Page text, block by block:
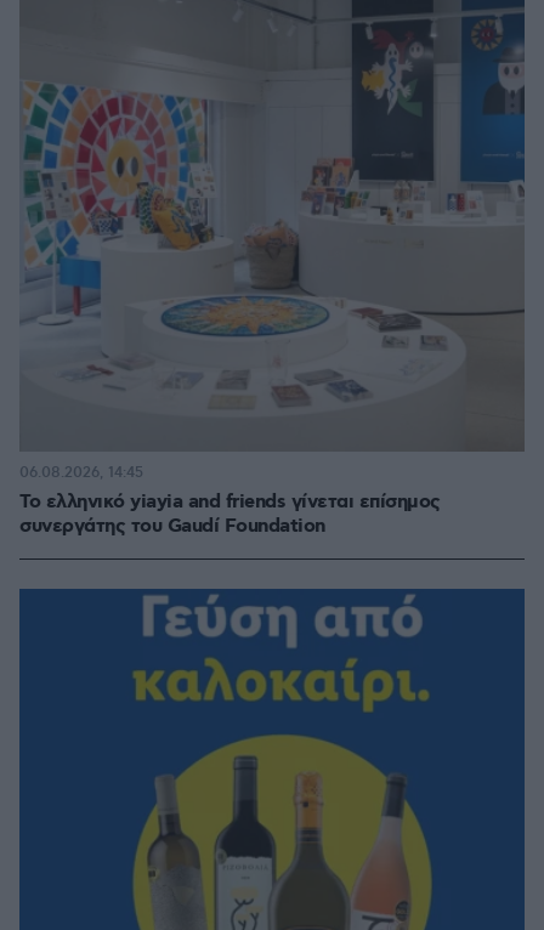
Το ελληνικό yiayia and friends γίνεται επίσημος
συνεργάτης του Gaudí Foundation
06.08.2026, 14:45